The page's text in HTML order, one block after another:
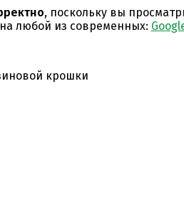
, поскольку вы
любой из современных:
крошки